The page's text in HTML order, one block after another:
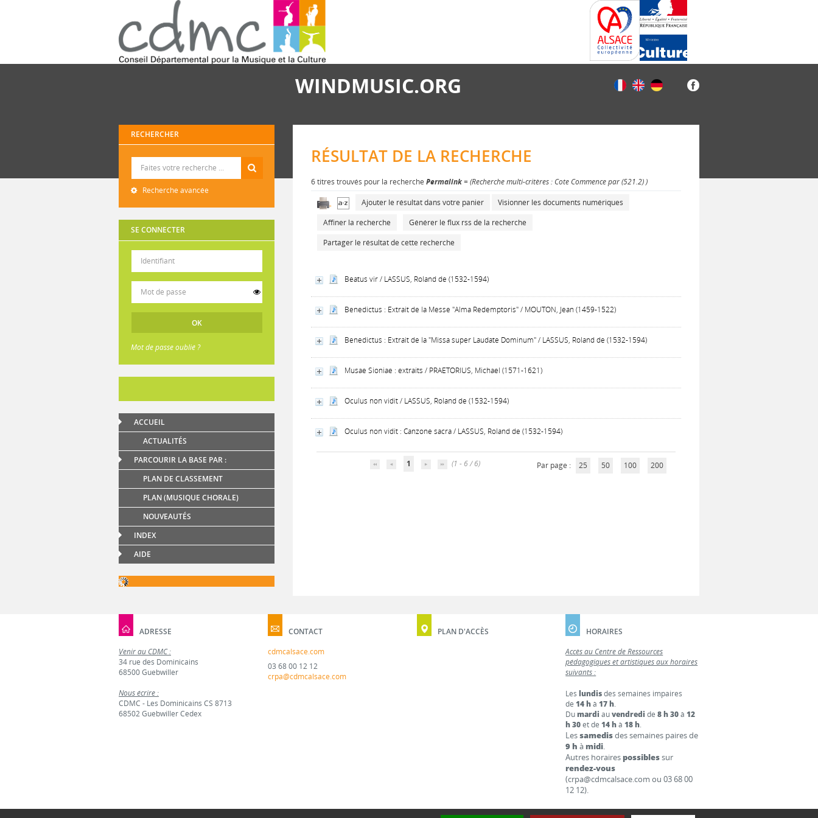
WINDMUSIC.ORG
RECHERCHER
Recherche avancée
SE CONNECTER
Mot de passe oublié ?
ACCUEIL
ACTUALITÉS
PARCOURIR LA BASE PAR :
PLAN DE CLASSEMENT
PLAN (MUSIQUE CHORALE)
NOUVEAUTÉS
INDEX
AIDE
RÉSULTAT DE LA RECHERCHE
6 titres trouvés pour la recherche Permalink= (Recherche multi-critères : Cote Commence par (521.2) )
Ajouter le résultat dans votre panier
Visionner les documents numériques
Affiner la recherche
Générer le flux rss de la recherche
Partager le résultat de cette recherche
Beatus vir / LASSUS, Roland de (1532-1594)
Benedictus : Extrait de la Messe "Alma Redemptoris" / MOUTON, Jean (1459-1522)
Benedictus : Extrait de la "Missa super Laudate Dominum" / LASSUS, Roland de (1532-1594)
Musae Sioniae : extraits / PRAETORIUS, Michael (1571-1621)
Oculus non vidit / LASSUS, Roland de (1532-1594)
Oculus non vidit : Canzone sacra / LASSUS, Roland de (1532-1594)
1 (1 - 6 / 6) Par page : 25 50 100 200
ADRESSE
Venir au CDMC :
34 rue des Dominicains
68500 Guebwiller
Nous écrire :
CDMC - Les Dominicains CS 8713
68502 Guebwiller Cedex
CONTACT
cdmcalsace.com
03 68 00 12 12
crpa@cdmcalsace.com
PLAN D'ACCÈS
HORAIRES
Accès au Centre de Ressources
pédagogiques et artistiques aux horaires
suivants :
Leslundisdes semaines impaires
de14 hà17 h.
Dumardi auvendredi de8 h 30à12
h 30et de14 hà18 h.
Lessamedisdes semaines paires de
9 h à midi.
Autres horaires possiblessur
rendez-vous
(crpa@cdmcalsace.com ou 03 68 00
12 12).